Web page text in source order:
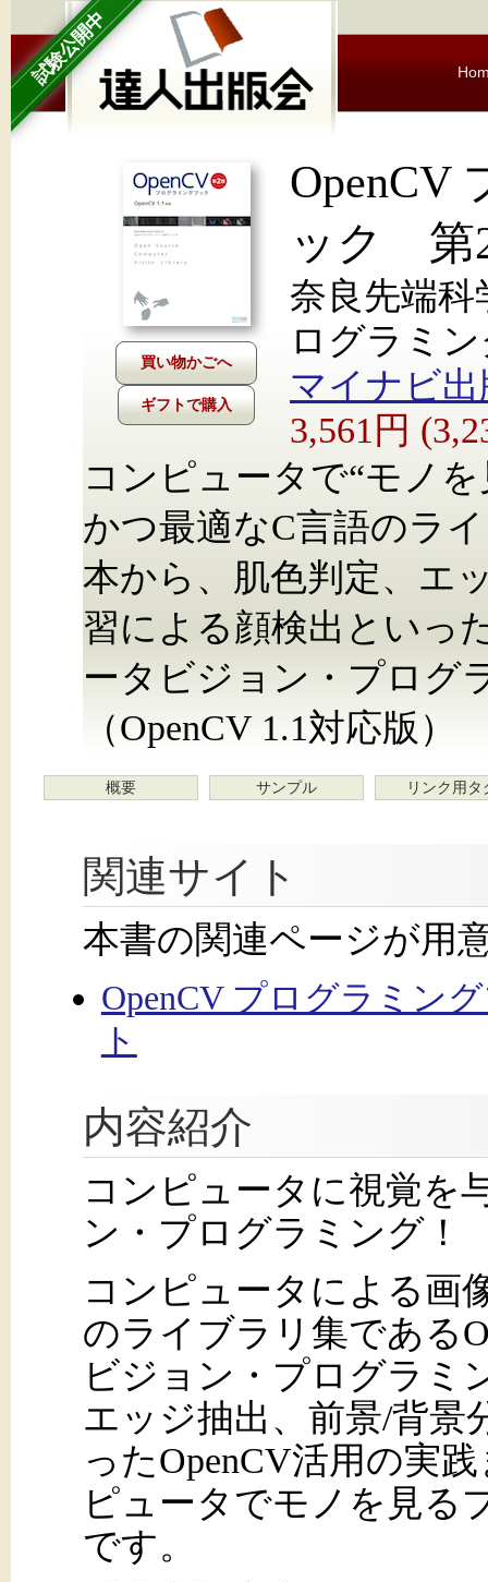
試験公開中
ギフトで購入
OpenCV
ック 第
奈良先端科
ログラミ
マイナビ出
3,561円
コンピュータで“モノ
かつ最適なC言語のラ
本から、肌色判定、エ
習による顔検出といっ
ータビジョン・プログ
（OpenCV 1.1対応版）
概要 サンプル リンク用タ
関連サイト
本書の関連ページが用
OpenCV プログラミン
ト
内容紹介
コンピュータに視覚を
ン・プログラミング！
コンピュータによる画
のライブラリ集である
ビジョン・プログラミ
エッジ抽出、前景/背景
ったOpenCV活用の実
ピュータでモノを見る
です。